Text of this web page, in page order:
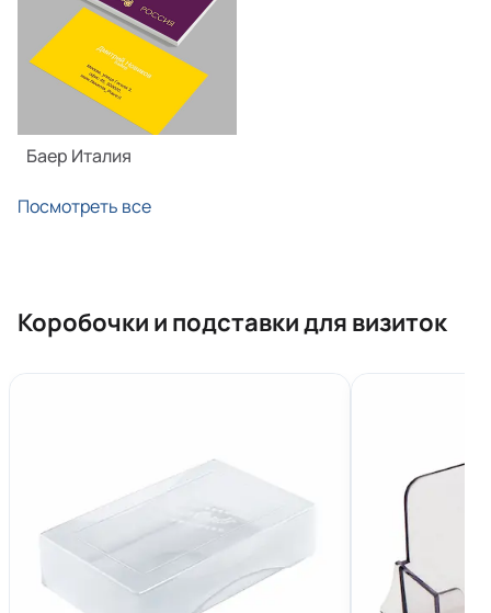
Баер Италия
Посмотреть все
Коробочки и подставки для визиток